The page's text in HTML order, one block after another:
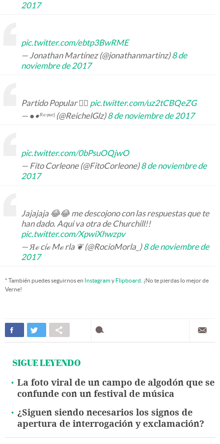
2017
pic.twitter.com/ebtp3BwRME
— Jonathan Martínez (@jonathanmartinz)8 de
noviembre de 2017
Partido Popular 👇🏻 pic.twitter.com/uz2tCBQeZG
— ●•ᴿᵃᵠᵘᵉᶩ (@ReichelGlz)8 de noviembre de 2017
pic.twitter.com/0bPsuOQjwO
— Fito Corleone (@FitoCorleone)8 de noviembre de
2017
Jajajaja 😂😂 me descojono con las respuestas que te
han dado. Aquí va otra de Churchill!!
pic.twitter.com/XpwiXhwzpv
— Яℴ cíℴ Mℴ rla ❦ (@RocioMorla_)8 de noviembre de
2017
* También puedes seguirnos en Instagramy Flipboard . ¡No te pierdas lo mejor de
Verne!
SIGUE LEYENDO
La foto viral de un campo de algodón que se
confunde con un festival de música
¿Siguen siendo necesarios los signos de
apertura de interrogación y exclamación?